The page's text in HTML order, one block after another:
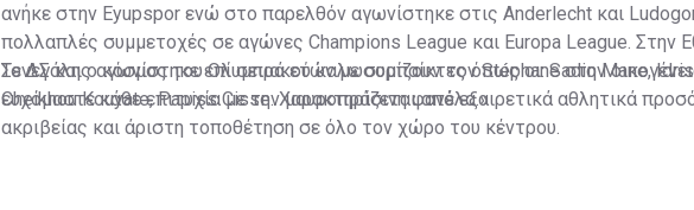
ανήκε στην Eyupspor ενώ στο παρελθόν αγωνίστηκε στις Anderlecht και
πολλαπλές συμμετοχές σε αγώνες Champions League και Europa League. Στην
Σενεγάλης αγωνίστηκε επί σειρά ετών με συμπαίκτες όπως οι: Sadio Mane,
Cheikhou Kouyate, Papiss Cisse. Χαρακτηρίζεται από εξαιρετικά αθλητικά
ακριβείας και άριστη τοποθέτηση σε όλο τον χώρο του κέντρου.
Το ΔΣ και ο κόσμος του Ολυμπιακού καλωσορίζουν τον Stéphane στην
ευχόμαστε κάθε επιτυχία με την μαυροπράσινη φανέλα.»